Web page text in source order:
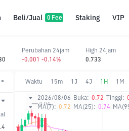
Beli/Jual 0 Fee Staking VIP
Waktu 15m 1J 4J 1H 1M
2026/08/06 Buka: 0.72 Tinggi:
MA(7): 0.72 MA(25): 0.74
Perubahan 24jam
-0.001 -0.14%
High 24jam
0.733